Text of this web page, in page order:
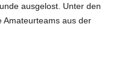
ausgelost. Unter den
Amateurteams aus der